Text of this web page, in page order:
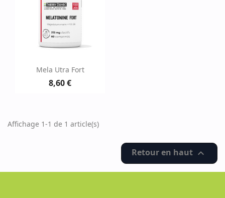
Mela Utra Fort
8,60 €
Affichage 1-1 de 1 article(s)
Retour en haut 